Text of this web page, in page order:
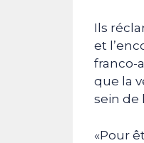
Ils
et
franco-
que la
sein de
«Pour